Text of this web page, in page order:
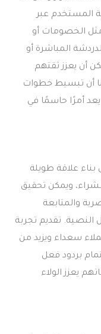
المستخدم عبر
الخصومات أو
المباشرة أو
أن يعزز ثقتهم
أن تبسيط خطوات
أمرًا حاسمًا في
بناء علاقة طويلة
ويمكن تحقيق
والمتابعة
النصية. تقديم تجربة
سعداء ويزيد من
بردود فعل
يعزز الولاء